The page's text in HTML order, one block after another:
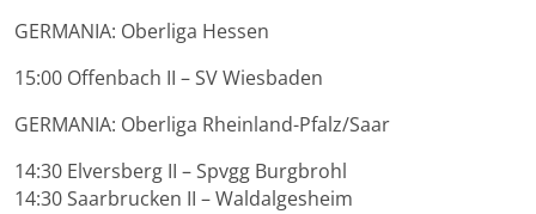
GERMANIA: Oberliga Hessen
15:00 Offenbach II – SV Wiesbaden
GERMANIA: Oberliga Rheinland-Pfalz/Saar
14:30 Elversberg II – Spvgg Burgbrohl
14:30 Saarbrucken II – Waldalgesheim